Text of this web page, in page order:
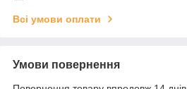
Всі умови оплати
Умови повернення